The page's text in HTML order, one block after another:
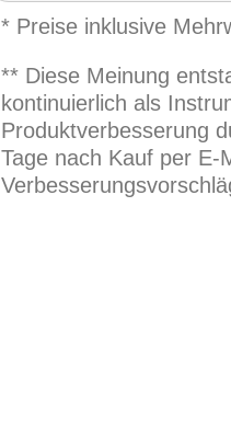
* Preise inklusive
** Diese Meinung
kontinuierlich als
Produktverbesserung
Tage nach Kauf per E-